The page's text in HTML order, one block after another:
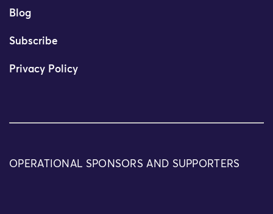
Blog
Subscribe
Privacy Policy
OPERATIONAL SPONSORS AND SUPPORTERS